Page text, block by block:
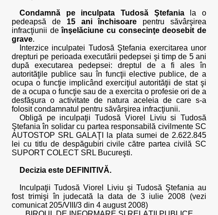
Condamnă pe inculpata Tudosă Ştefaniala o
pedeapsă de 15 ani închisoare pentru săvârşirea
infracţiunii deînşelăciune cu consecinţe deosebit de
grave.
Interzice inculpatei Tudosă Ştefania exercitarea unor
drepturi pe perioada executării pedepsei şi timp de 5 ani
după executarea pedepsei: dreptul de a fi ales în
autorităţile publice sau în funcţii elective publice, de a
ocupa o funcţie implicând exerciţiul autorităţii de stat şi
de a ocupa o funcţie sau de a exercita o profesie ori de a
desfăşura o activitate de natura aceleia de care s-a
folosit condamnatul pentru săvârşirea infracţiunii.
Obligă pe inculpaţii Tudosă Viorel Liviu si Tudosă
Ştefania în solidar cu partea responsabilă civilmente SC
AUTOSTOP SRL GALAŢI la plata sumei de 2.622.845
lei cu titlu de despăgubiri civile către partea civilă SC
SUPORT COLECT SRL Bucureşti.
Decizia este DEFINITIVĂ.
Inculpaţii Tudosă Viorel Liviu şi Tudosă Ştefania au
fost trimişi în judecată la data de 3 iulie 2008 (vezi
comunicat 205/VIII/3 din 4 august 2008)